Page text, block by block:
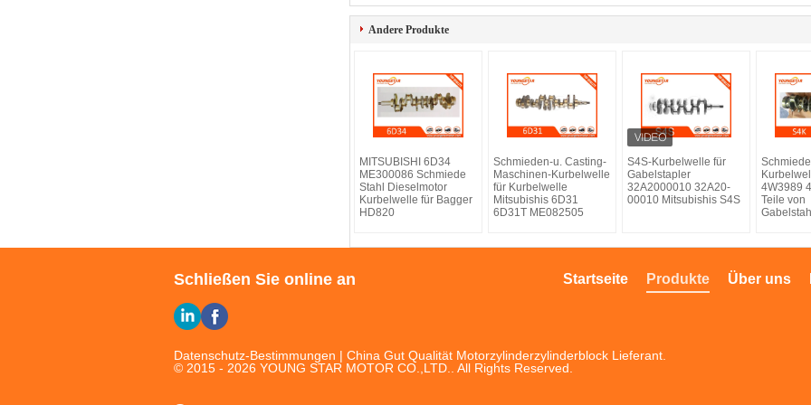
Andere Produkte
MITSUBISHI 6D34
ME300086 Schmiede
Stahl Dieselmotor
Kurbelwelle für Bagger
HD820
Schmieden-u. Casting-
Maschinen-Kurbelwelle
für Kurbelwelle
Mitsubishis 6D31
6D31T ME082505
S4S-Kurbelwelle für
Gabelstapler
32A2000010 32A20-
00010 Mitsubishis S4S
4W3989
Teile von
Schließen Sie online an Über uns
Produkte
Startseite
Datenschutz-Bestimmungen | China Gut Qualität Motorzylinderzylinderblock Lieferant.
© 2015 - 2026 YOUNG STAR MOTOR CO.,LTD.. All Rights Reserved.